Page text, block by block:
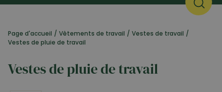
Page d'accueil / Vêtements de travail / Vestes de travail /
Vestes de pluie de travail
Vestes de pluie de travail